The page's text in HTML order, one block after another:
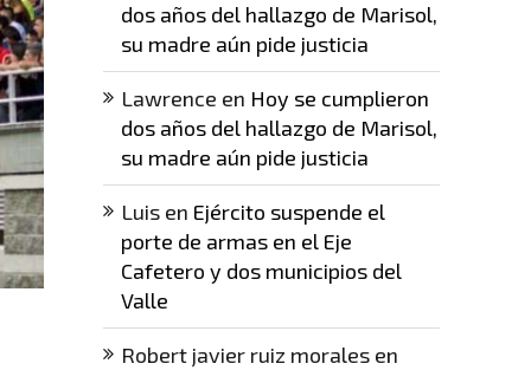
dos años del hallazgo de Marisol,
su madre aún pide justicia
Lawrence en Hoy se cumplieron
dos años del hallazgo de Marisol,
su madre aún pide justicia
Luisen Ejército suspende el
porte de armas en el Eje
Cafetero y dos municipios del
Valle
Robert javier ruiz moralesen